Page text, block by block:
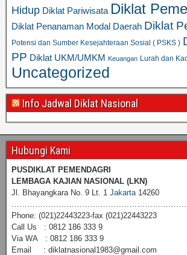
Hidup Diklat Pariwisata Diklat
Diklat Penanaman Modal Daerah Diklat
Potensi dan Sumber Kesejahteraan Sosial ( PSKS )
PP Diklat UKM/UMKM Keuangan Lurah dan
Uncategorized
Info Jadwal Diklat Nasional
Hubungi Kami
PUSDIKLAT PEMENDAGRI
LEMBAGA KAJIAN NASIONAL (LKN)
Jl. Bhayangkara No. 9 Lt. 1 Jakarta14260
Phone: (021)22443223-fax (021)22443223
Call Us : 0812 186 333 9
Via WA : 0812 186 333 9
Email : diklatnasional1983@gmail.com